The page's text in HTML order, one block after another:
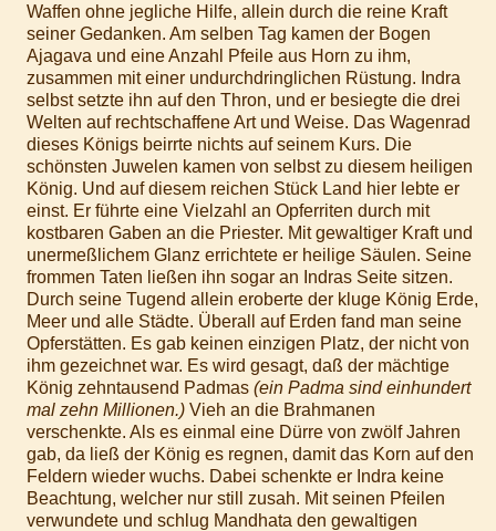
Waffen ohne jegliche Hilfe, allein durch die reine Kraft
seiner Gedanken. Am selben Tag kamen der Bogen
Ajagava und eine Anzahl Pfeile aus Horn zu ihm,
zusammen mit einer undurchdringlichen Rüstung. Indra
selbst setzte ihn auf den Thron, und er besiegte die drei
Welten auf rechtschaffene Art und Weise. Das Wagenrad
dieses Königs beirrte nichts auf seinem Kurs. Die
schönsten Juwelen kamen von selbst zu diesem heiligen
König. Und auf diesem reichen Stück Land hier lebte er
einst. Er führte eine Vielzahl an Opferriten durch mit
kostbaren Gaben an die Priester. Mit gewaltiger Kraft und
unermeßlichem Glanz errichtete er heilige Säulen. Seine
frommen Taten ließen ihn sogar an Indras Seite sitzen.
Durch seine Tugend allein eroberte der kluge König Erde,
Meer und alle Städte. Überall auf Erden fand man seine
Opferstätten. Es gab keinen einzigen Platz, der nicht von
ihm gezeichnet war. Es wird gesagt, daß der mächtige
König zehntausend Padmas (ein Padma sind einhundert
mal zehn Millionen.) Vieh an die Brahmanen
verschenkte. Als es einmal eine Dürre von zwölf Jahren
gab, da ließ der König es regnen, damit das Korn auf den
Feldern wieder wuchs. Dabei schenkte er Indra keine
Beachtung, welcher nur still zusah. Mit seinen Pfeilen
verwundete und schlug Mandhata den gewaltigen